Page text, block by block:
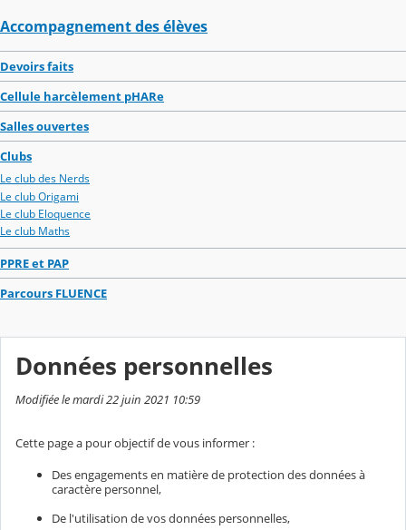
Accompagnement des élèves
Devoirs faits
Cellule harcèlement pHARe
Salles ouvertes
Clubs
Le club des Nerds
Le club Origami
Le club Eloquence
Le club Maths
PPRE et PAP
Parcours FLUENCE
Données personnelles
Modifiée le mardi 22 juin 2021 10:59
Cette page a pour objectif de vous informer :
Des engagements en matière de protection des données à
caractère personnel,
De l'utilisation de vos données personnelles,